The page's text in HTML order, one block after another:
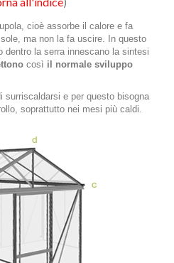
cioè assorbe il calore e fa
ma non la fa uscire. In questo
dentro la serra innescano la sintesi
così il normale sviluppo
surriscaldarsi e per questo bisogna
soprattutto nei mesi più caldi.